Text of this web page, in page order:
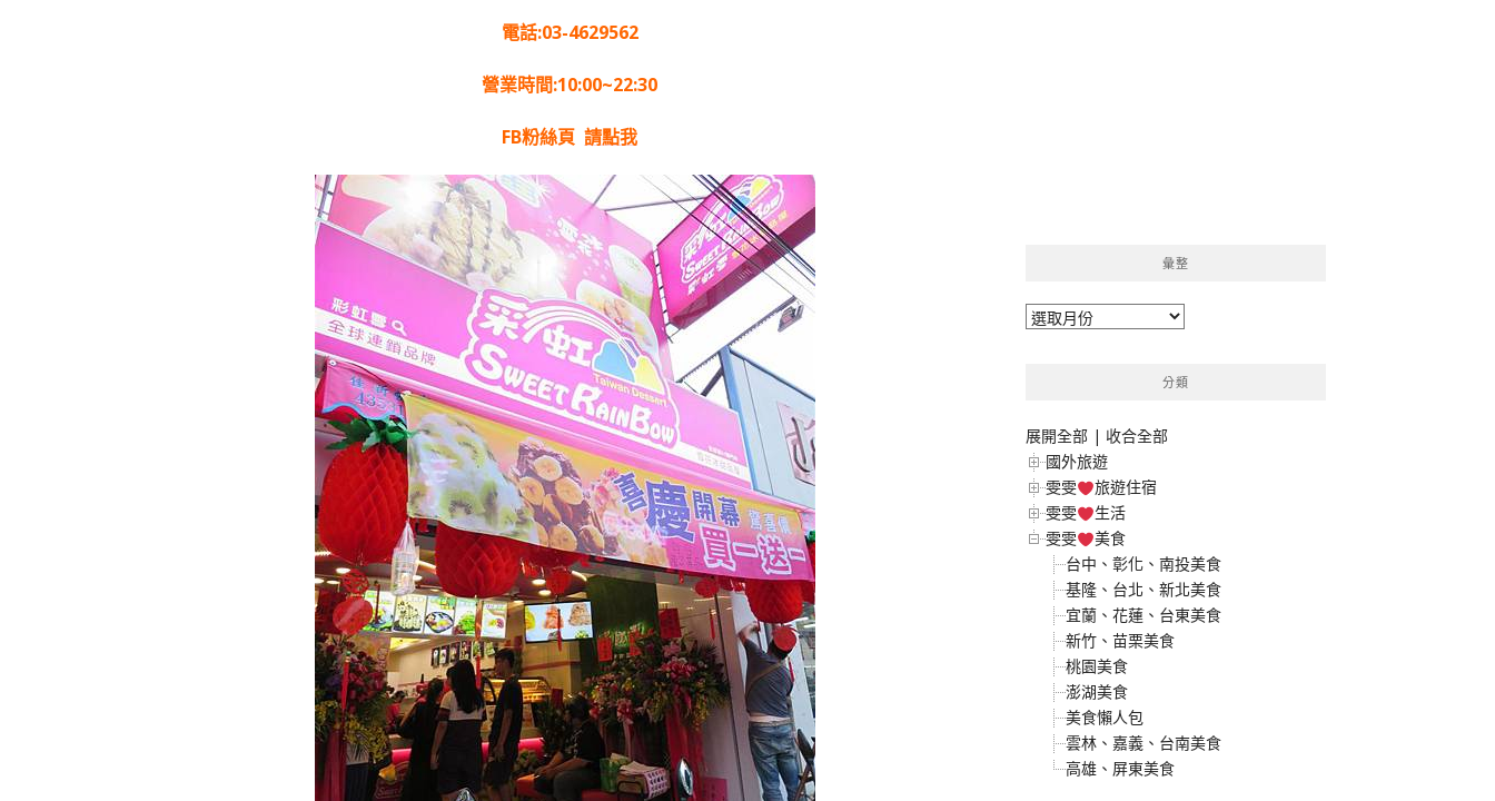
電話:03-4629562
營業時間:10:00~22:30
FB粉絲頁 請點我
彙整
彙
分類
展開全部 | 收合全部
國外旅遊
雯雯
旅遊住宿
雯雯
生活
雯雯
美食
台中、彰化、南投美食
基隆、台北、新北美食
宜蘭、花蓮、台東美食
新竹、苗栗美食
桃園美食
澎湖美食
美食懶人包
雲林、嘉義、台南美食
高雄、屏東美食